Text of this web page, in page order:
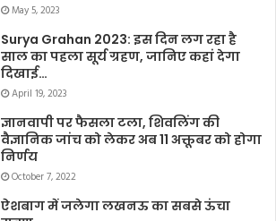
May 5, 2023
Surya Grahan 2023: इस दिन लग रहा है
साल का पहला सूर्य ग्रहण, जानिए कहां देगा
दिखाई…
April 19, 2023
ज्ञानवापी पर फैसला टला, शिवलिंग की
वैज्ञानिक जांच को लेकर अब 11 अक्तूबर को होगा
निर्णय
October 7, 2022
ऐशबाग में जलेगा लखनऊ का सबसे ऊंचा